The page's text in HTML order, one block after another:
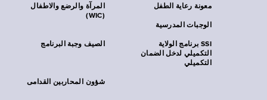
المرآة والرضع والاطفال
(WIC)
معونة رعاية الطفل
الوجبات المدرسية
الصيف وجبة البرنامج
SSI برنامج الولاية
التكميلي لدخل الضمان
التكميلي
شؤون المحاربين القدامى